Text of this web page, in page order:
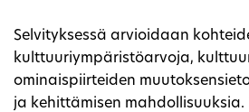
Selvityksessä arvioidaan
kulttuuriympäristöarvoja,
ominaispiirteiden
ja kehittämisen mahdollisuuksia.